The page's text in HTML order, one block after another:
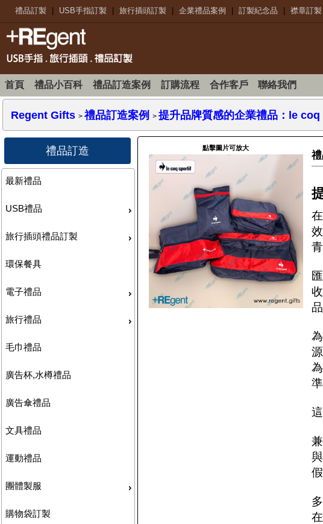
禮品訂製 USB手指訂製 旅行插頭訂製 企業禮品案例 訂製紀念品 襟章訂製
首頁 禮品小百科 禮品訂造案例 訂購流程 合作客戶 聯絡我們
Regent Gifts >禮品訂造案例 >提升品牌質感的企業禮品：le
禮品訂造
最新禮品
USB禮品
旅行插頭禮品訂製
環保餐具
電子禮品
旅行禮品
毛巾禮品
廣告杯,水樽禮品
廣告傘禮品
文具禮品
運動禮品
團體製服
購物袋訂製
點擊圖片可放大